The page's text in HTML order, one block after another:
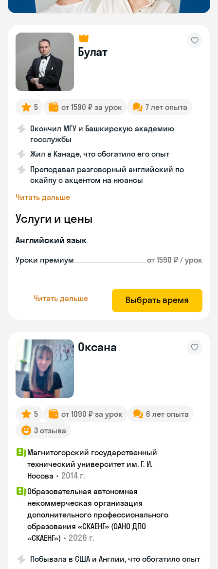
Булат
5 от 1590 ₽ за урок 7 лет опыта
Окончил МГУ и Башкирскую академию
госслужбы
Жил в Канаде, что обогатило его опыт
Преподавал разговорный английский по
скайпу с акцентом на нюансы
Читать дальше
Услуги и цены
Английский язык
Уроки премиум от 1590 ₽ / урок
Читать дальше Выбрать время
Оксана
5 от 1090 ₽ за урок
6 лет опыта
3 отзыва
Магнитогорский государственный
технический университет им. Г. И.
Носова • 2014 г.
Образовательная автономная
некоммерческая организация
дополнительного профессионального
образования «СКАЕНГ» (ОАНО ДПО
«СКАЕНГ») • 2026 г.
Побывала в США и Англии, что обогатило опыт